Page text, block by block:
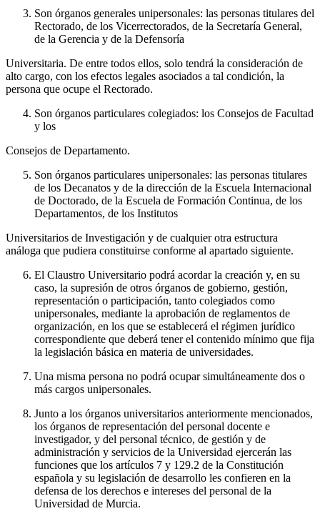
Son órganos generales unipersonales: las personas titulares del
Rectorado, de los Vicerrectorados, de la Secretaría General,
de la Gerencia y de la Defensoría
Universitaria. De entre todos ellos, solo tendrá la consideración de
alto cargo, con los efectos legales asociados a tal condición, la
persona que ocupe el Rectorado.
Son órganos particulares colegiados: los Consejos de Facultad
y los
Consejos de Departamento.
Son órganos particulares unipersonales: las personas titulares
de los Decanatos y de la dirección de la Escuela Internacional
de Doctorado, de la Escuela de Formación Continua, de los
Departamentos, de los Institutos
Universitarios de Investigación y de cualquier otra estructura
análoga que pudiera constituirse conforme al apartado siguiente.
El Claustro Universitario podrá acordar la creación y, en su
caso, la supresión de otros órganos de gobierno, gestión,
representación o participación, tanto colegiados como
unipersonales, mediante la aprobación de reglamentos de
organización, en los que se establecerá el régimen jurídico
correspondiente que deberá tener el contenido mínimo que fija
la legislación básica en materia de universidades.
Una misma persona no podrá ocupar simultáneamente dos o
más cargos unipersonales.
Junto a los órganos universitarios anteriormente mencionados,
los órganos de representación del personal docente e
investigador, y del personal técnico, de gestión y de
administración y servicios de la Universidad ejercerán las
funciones que los artículos 7 y 129.2 de la Constitución
española y su legislación de desarrollo les confieren en la
defensa de los derechos e intereses del personal de la
Universidad de Murcia.